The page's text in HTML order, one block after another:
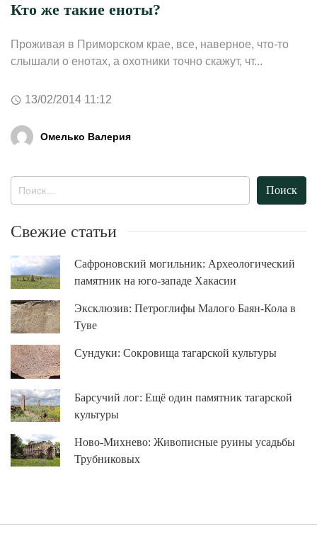
Кто же такие еноты?
Проживая в Приморском крае, все, наверное, что-то
слышали о енотах, а охотники точно скажут, чт...
13/02/2014 11:12
Омелько Валерия
Свежие статьи
Сафроновский могильник: Археологический
памятник на юго-западе Хакасии
Эксклюзив: Петроглифы Малого Баян-Кола в
Туве
Сундуки: Сокровища тагарской культуры
Барсучий лог: Ещё один памятник тагарской
культуры
Ново-Михнево: Живописные руины усадьбы
Трубниковых